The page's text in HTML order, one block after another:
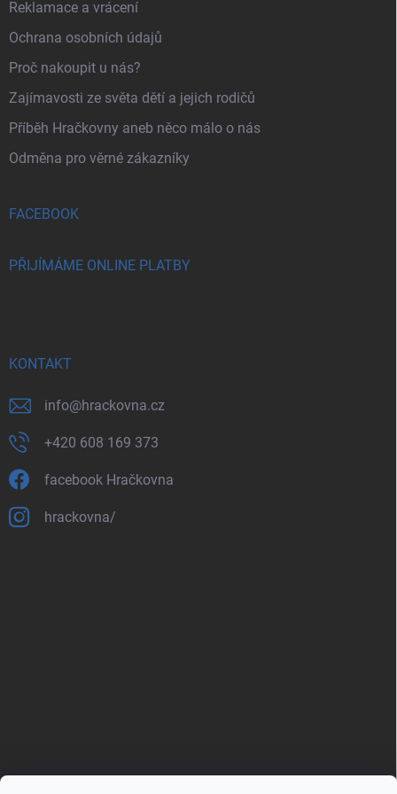
Reklamace a vrácení
Ochrana osobních údajů
Proč nakoupit u nás?
Zajímavosti ze světa dětí a jejich rodičů
Příběh Hračkovny aneb něco málo o nás
Odměna pro věrné zákazníky
FACEBOOK
PŘIJÍMÁME ONLINE PLATBY
KONTAKT
info@hrackovna.cz
+420 608 169 373
facebook Hračkovna
hrackovna/